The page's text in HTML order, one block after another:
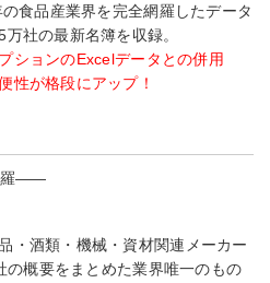
食品産業界を完全網羅したデータ
万社の最新名簿を収録。
ションのExcelデータとの併用
性が格段にアップ！
羅――
・酒類・機械・資材関連メーカー
の概要をまとめた業界唯一のもの